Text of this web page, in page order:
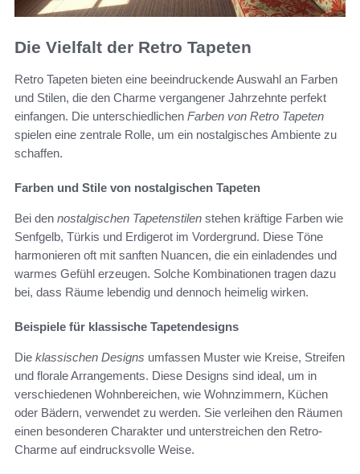
Die Vielfalt der Retro Tapeten
Retro Tapeten bieten eine beeindruckende Auswahl an Farben
und Stilen, die den Charme vergangener Jahrzehnte perfekt
einfangen. Die unterschiedlichen Farben von Retro Tapeten
spielen eine zentrale Rolle, um ein nostalgisches Ambiente zu
schaffen.
Farben und Stile von nostalgischen Tapeten
Bei den nostalgischen Tapetenstilen stehen kräftige Farben wie
Senfgelb, Türkis und Erdigerot im Vordergrund. Diese Töne
harmonieren oft mit sanften Nuancen, die ein einladendes und
warmes Gefühl erzeugen. Solche Kombinationen tragen dazu
bei, dass Räume lebendig und dennoch heimelig wirken.
Beispiele für klassische Tapetendesigns
Die klassischen Designs umfassen Muster wie Kreise, Streifen
und florale Arrangements. Diese Designs sind ideal, um in
verschiedenen Wohnbereichen, wie Wohnzimmern, Küchen
oder Bädern, verwendet zu werden. Sie verleihen den Räumen
einen besonderen Charakter und unterstreichen den Retro-
Charme auf eindrucksvolle Weise.